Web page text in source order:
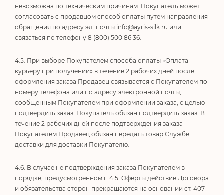
невозможна по техническим причинам. Покупатель может
согласовать с продавцом способ оплаты путем направления
обращения по адресу эл. почты info@ayris-silk.ru или
связаться по телефону 8 (800) 500 86 36.
4.5. При выборе Покупателем способа оплаты «Оплата
курьеру при получении» в течение 2 рабочих дней после
оформления заказа Продавец связывается с Покупателем по
номеру телефона или по адресу электронной почты,
сообщенным Покупателем при оформлении заказа, с целью
подтвердить заказ. Покупатель обязан подтвердить заказ. В
течение 2 рабочих дней после подтверждения заказа
Покупателем Продавец обязан передать товар Службе
доставки для доставки Покупателю.
4.6. В случае не подтверждения заказа Покупателем в
порядке, предусмотренном п.4.5. Оферты действие Договора
и обязательства сторон прекращаются на основании ст. 407